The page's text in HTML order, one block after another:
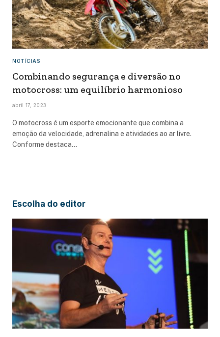
NOTÍCIAS
Combinando segurança e diversão no
motocross: um equilíbrio harmonioso
abril 17, 2023
O motocross é um esporte emocionante que combina a
emoção da velocidade, adrenalina e atividades ao ar livre.
Conforme destaca…
Escolha do editor